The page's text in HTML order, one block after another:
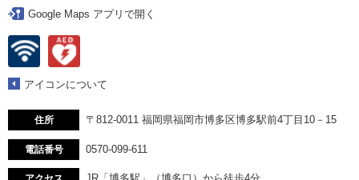
Google Maps アプリで開く
アイコンについて
住所 〒812-0011 福岡県福岡市博多区博多駅前4丁目10－15
電話番号 0570-099-611